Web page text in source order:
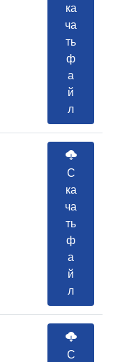
ка
ча
ть
ф
а
й
л
С
ка
ча
ть
ф
а
й
л
С